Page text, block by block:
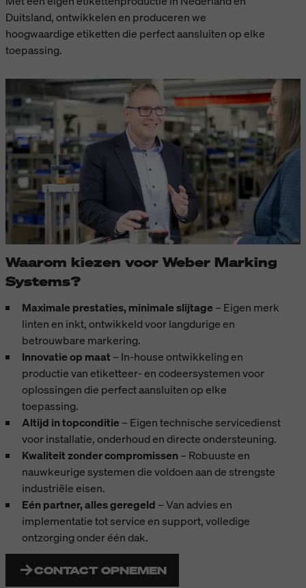
Duitsland, ontwikkelen en produceren we
hoogwaardige etiketten die perfect aansluiten op elke
toepassing.
Waarom kiezen voor Weber Marking
Systems?
Maximale prestaties, minimale slijtage– Eigen merk
linten en inkt, ontwikkeld voor langdurige en
betrouwbare markering.
Innovatie op maat – In-house ontwikkeling en
productie van etiketteer- en codeersystemen voor
oplossingen die perfect aansluiten op elke
toepassing.
Altijd in topconditie– Eigen technische servicedienst
voor installatie, onderhoud en directe ondersteuning.
Kwaliteit zonder compromissen – Robuuste en
nauwkeurige systemen die voldoen aan de strengste
industriële eisen.
Eén partner, alles geregeld – Van advies en
implementatie tot service en support, volledige
ontzorging onder één dak.
CONTACT OPNEMEN